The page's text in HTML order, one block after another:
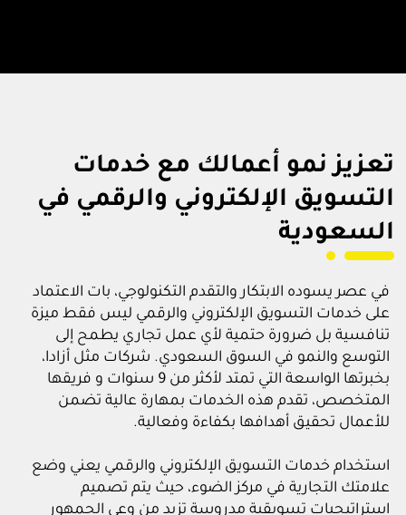
تعزيز نمو أعمالك مع خدمات
التسويق الإلكتروني والرقمي في
السعودية
في عصر يسوده الابتكار والتقدم التكنولوجي، بات الاعتماد
على خدمات التسويق الإلكتروني والرقمي ليس فقط ميزة
تنافسية بل ضرورة حتمية لأي عمل تجاري يطمح إلى
التوسع والنمو في السوق السعودي. شركات مثل أزادا،
بخبرتها الواسعة التي تمتد لأكثر من 9 سنوات و فريقها
المتخصص، تقدم هذه الخدمات بمهارة عالية تضمن
للأعمال تحقيق أهدافها بكفاءة وفعالية.
استخدام خدمات التسويق الإلكتروني والرقمي يعني وضع
علامتك التجارية في مركز الضوء، حيث يتم تصميم
استراتيجيات تسويقية مدروسة تزيد من وعي الجمهور